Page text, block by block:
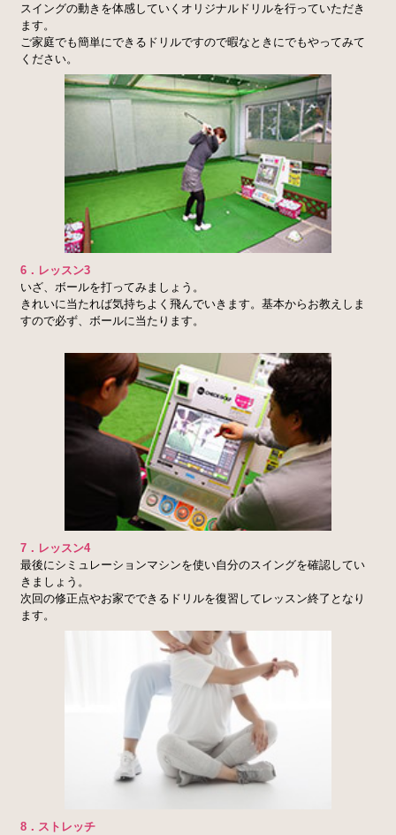
スイングの動きを体感していくオリジナルドリルを行っていただき
ます。
ご家庭でも簡単にできるドリルですので暇なときにでもやってみて
ください。
6．レッスン3
いざ、ボールを打ってみましょう。
きれいに当たれば気持ちよく飛んでいきます。基本からお教えしま
すので必ず、ボールに当たります。
7．レッスン4
最後にシミュレーションマシンを使い自分のスイングを確認してい
きましょう。
次回の修正点やお家でできるドリルを復習してレッスン終了となり
ます。
8．ストレッチ